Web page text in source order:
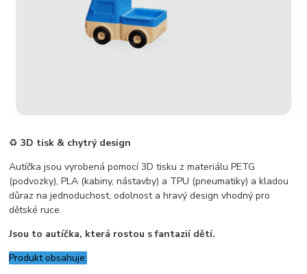
♻️3D tisk & chytrý design
Autíčka jsou vyrobená pomocí 3D tisku z materiálu PETG
(podvozky), PLA (kabiny, nástavby) a TPU (pneumatiky) a kladou
důraz na jednoduchost, odolnost a hravý design vhodný pro
dětské ruce.
Jsou to autíčka, která rostou s fantazií dětí.
Produkt obsahuje: